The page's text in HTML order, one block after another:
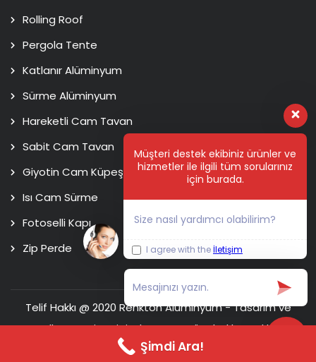
Rolling Roof
Pergola Tente
Katlanır Alüminyum
Sürme Alüminyum
Hareketli Cam Tavan
Sabit Cam Tavan
Giyotin Cam Küpeşte
Isı Cam Sürme
Fotoselli Kapı
Zip Perde
Telif Hakkı @ 2020 Renkton Alüminyum - Tasarım ve
KodlamaUsim Digital AgencyTüm hakları saklıdır.
Ana Sayfa
Hakkımızda
Müşteri destek ekibiniz ürünler ve
hizmetler ile ilgili tüm sorularınız
için burada.
Size nasıl yardımcı olabilirim?
I agree with the İletişim
Şimdi Ara!